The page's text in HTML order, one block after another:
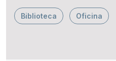
Biblioteca Oficina